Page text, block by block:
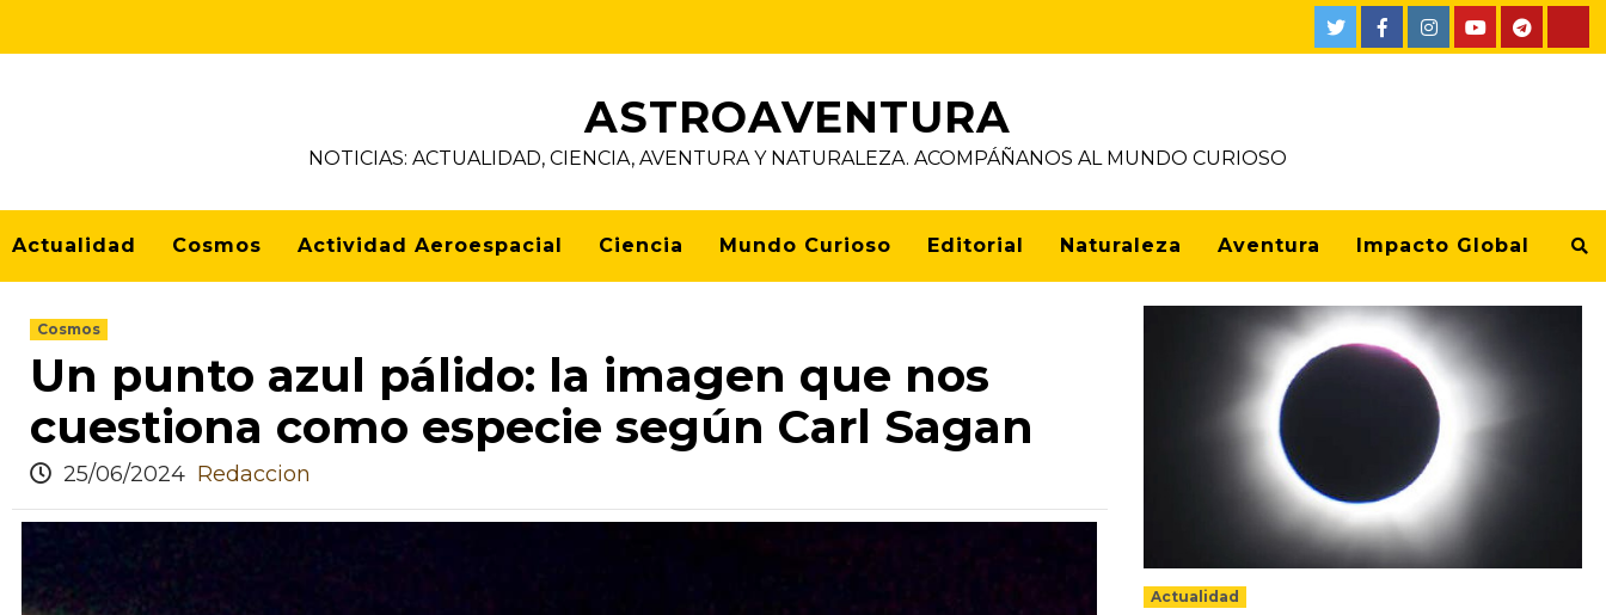
ASTROAVENTURA
NOTICIAS: ACTUALIDAD, CIENCIA, AVENTURA Y NATURALEZA. ACOMPÁÑANOS AL MUNDO CURIOSO
Actualidad Cosmos Actividad Aeroespacial Ciencia Mundo Curioso Editorial Naturaleza Aventura Impacto Global
Cosmos
Un punto azul pálido: la imagen que nos
cuestiona como especie según Carl Sagan
25/06/2024 Redaccion
Actualidad